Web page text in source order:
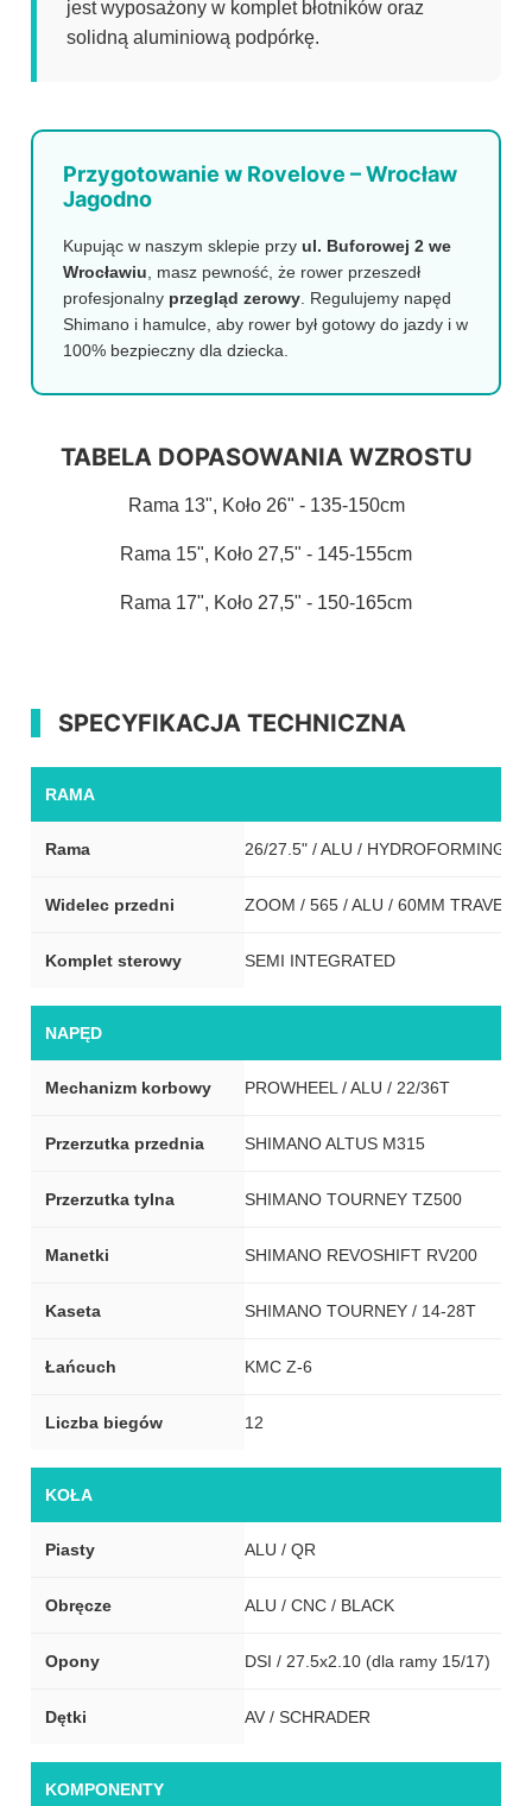
jest wyposażony w komplet błotników oraz
solidną aluminiową podpórkę.
Przygotowanie w Rovelove – Wrocław
Jagodno
Kupując w naszym sklepie przy ul. Buforowej 2 we
Wrocławiu , masz pewność, że rower przeszedł
profesjonalny przegląd zerowy . Regulujemy napęd
Shimano i hamulce, aby rower był gotowy do jazdy i w
100% bezpieczny dla dziecka.
TABELA DOPASOWANIA WZROSTU
Rama 13", Koło 26" - 135-150cm
Rama 15", Koło 27,5" - 145-155cm
Rama 17", Koło 27,5" - 150-165cm
SPECYFIKACJA TECHNICZNA
RAMA
Rama 26/27.5" / ALU / HYDROFORMING
Widelec przedni ZOOM / 565 / ALU / 60MM TRAVEL
Komplet sterowy SEMI INTEGRATED
NAPĘD
Mechanizm korbowy PROWHEEL / ALU / 22/36T
Przerzutka przednia SHIMANO ALTUS M315
Przerzutka tylna SHIMANO TOURNEY TZ500
Manetki SHIMANO REVOSHIFT RV200
Kaseta SHIMANO TOURNEY / 14-28T
Łańcuch KMC Z-6
Liczba biegów 12
KOŁA
Piasty ALU / QR
Obręcze ALU / CNC / BLACK
Opony DSI / 27.5x2.10 (dla ramy 15/17)
Dętki AV / SCHRADER
KOMPONENTY